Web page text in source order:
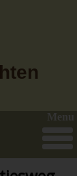
Menu